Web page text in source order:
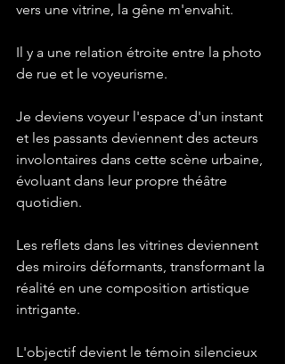
vers une vitrine, la gêne m'envahit.
Il y a une relation étroite entre la photo
de rue et le voyeurisme.
Je deviens voyeur l'espace d'un instant
et les passants deviennent des acteurs
involontaires dans cette scène urbaine,
évoluant dans leur propre théâtre
quotidien.
Les reflets dans les vitrines deviennent
des miroirs déformants, transformant la
réalité en une composition artistique
intrigante.
L'objectif devient le témoin silencieux